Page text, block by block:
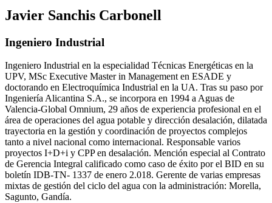
Javier Sanchis Carbonell
Ingeniero Industrial
Ingeniero Industrial en la especialidad Técnicas Energéticas en la
UPV, MSc Executive Master in Management en ESADE y
doctorando en Electroquímica Industrial en la UA. Tras su paso por
Ingeniería Alicantina S.A., se incorpora en 1994 a Aguas de
Valencia-Global Omnium, 29 años de experiencia profesional en el
área de operaciones del agua potable y dirección desalación, dilatada
trayectoria en la gestión y coordinación de proyectos complejos
tanto a nivel nacional como internacional. Responsable varios
proyectos I+D+i y CPP en desalación. Mención especial al Contrato
de Gerencia Integral calificado como caso de éxito por el BID en su
boletín IDB-TN- 1337 de enero 2.018. Gerente de varias empresas
mixtas de gestión del ciclo del agua con la administración: Morella,
Sagunto, Gandía.